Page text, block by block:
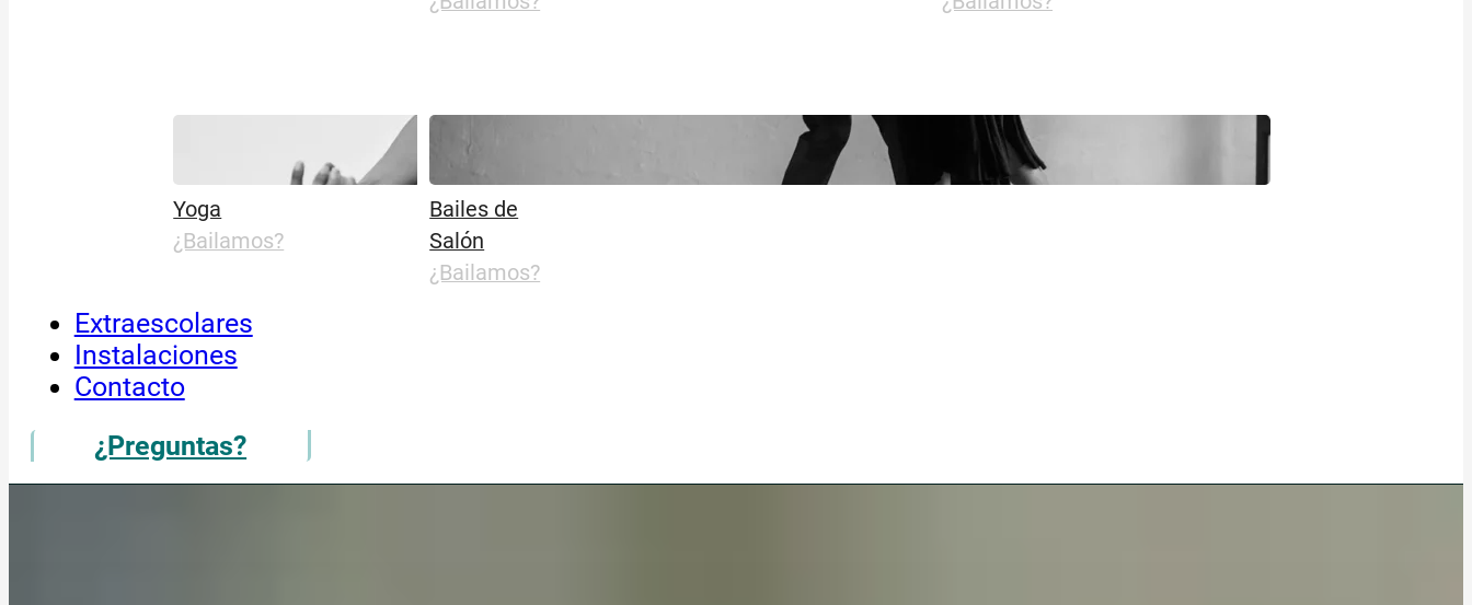
Yoga
¿Bailamos?
Bailes de
Salón
¿Bailamos?
Extraescolares
Instalaciones
Contacto
¿Preguntas?